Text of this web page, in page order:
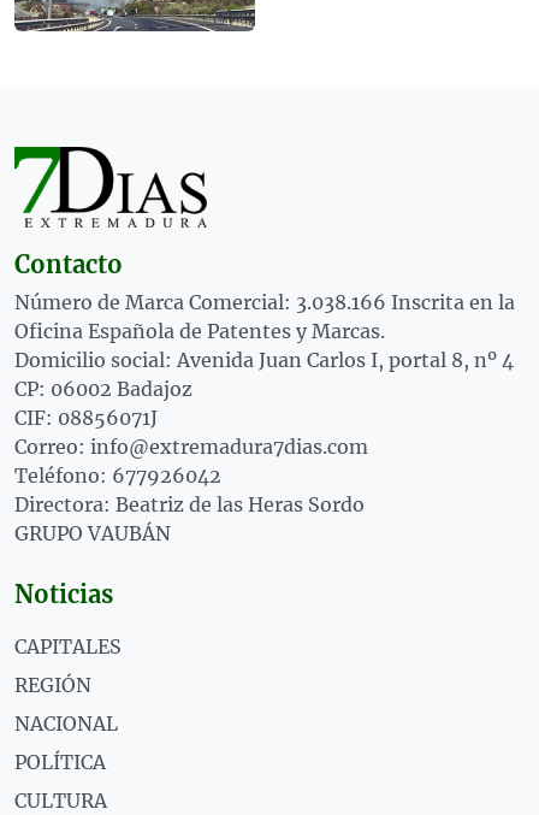
Contacto
Número de Marca Comercial: 3.038.166 Inscrita en la
Oficina Española de Patentes y Marcas.
Domicilio social: Avenida Juan Carlos I, portal 8, nº 4
CP: 06002 Badajoz
CIF: 08856071J
Correo: info@extremadura7dias.com
Teléfono: 677926042
Directora: Beatriz de las Heras Sordo
GRUPO VAUBÁN
Noticias
CAPITALES
REGIÓN
NACIONAL
POLÍTICA
CULTURA